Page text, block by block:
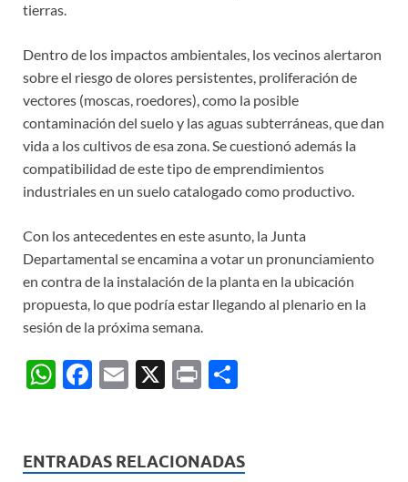
tierras.
Dentro de los impactos ambientales, los vecinos alertaron
sobre el riesgo de olores persistentes, proliferación de
vectores (moscas, roedores), como la posible
contaminación del suelo y las aguas subterráneas, que dan
vida a los cultivos de esa zona. Se cuestionó además la
compatibilidad de este tipo de emprendimientos
industriales en un suelo catalogado como productivo.
Con los antecedentes en este asunto, la Junta
Departamental se encamina a votar un pronunciamiento
en contra de la instalación de la planta en la ubicación
propuesta, lo que podría estar llegando al plenario en la
sesión de la próxima semana.
W
s
F
b
E
X
P
p
ENTRADAS RELACIONADAS